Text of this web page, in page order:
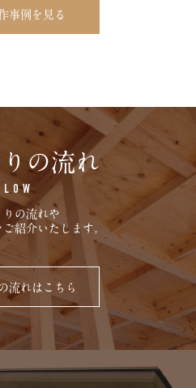
事例を見る
の流れ
りの流れや
紹介いたします。
流れはこちら